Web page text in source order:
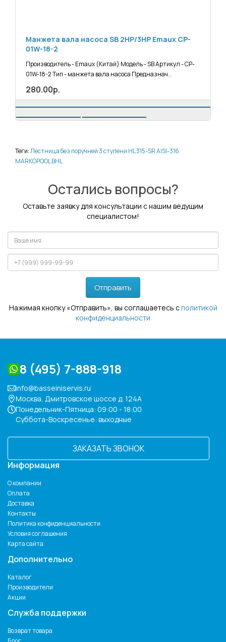
Манжета вала насоса SB 2HP/3HP Emaux СP-
01W-18-2
Производитель - Emaux (Китай) Модель - SB Артикул - СP-
01W-18-2 Тип - манжета вала насоса Предназнач..
280.00р.
Теги:Лестница без поручней 3 ступени HL 315-SR AISI-316
MARKOPOOL BHL
Остались вопросы?
Оставьте заявку для консультации с нашим ведущим
специалистом!
Отправить
Нажимая кнопку «Отправить», вы соглашаетесь сполитикой
конфиденциальности
8 (495) 7-888-918
info@basseiniservis.ru
Москва, Дмитровское шоссе д. 124А
Понедельник-Пятница: 09:00 - 18:00
Суббота-Воскресенье: выходные
ЗАКАЗАТЬ ЗВОНОК
Информация
О компании
Оплата
Доставка
Контакты
Политика конфиденциальности
Условия соглашения
Карта сайта
Дополнительно
Каталог
Производители
Акции
Служба поддержки
Возврат товара